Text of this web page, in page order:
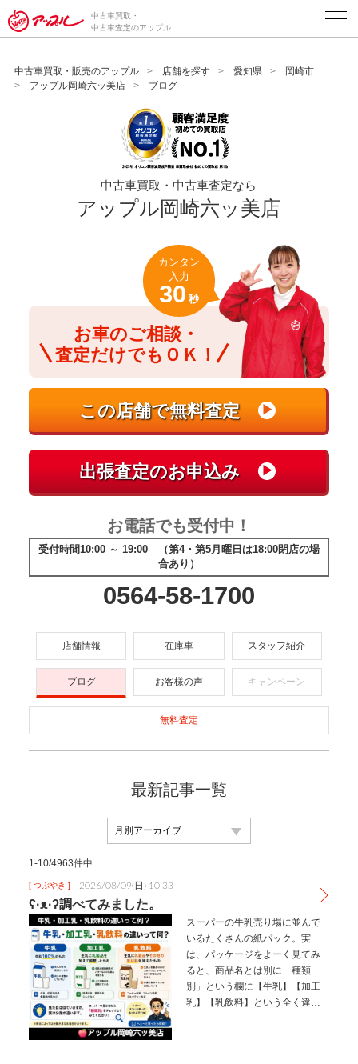
/*ABテスト_新規査定フォームの為のCVボタン*/
中古車買取・
中古車査定のアップル
中古車買取・販売のアップル 店舗を探す 愛知県
岡崎市
アップル岡崎六ッ美店
ブログ
中古車買取・中古車査定なら
アップル岡崎六ッ美店
お車のご相談・
査定だけでもＯＫ！
カンタン
入力
30 秒
お電話でも受付中！
受付時間10:00 ～ 19:00 （第4・第5月曜日は18:00閉店の場
合あり）
0564-58-1700
店舗情報 在庫車 スタッフ紹介
ブログ お客様の声 キャンペーン
無料査定
最新記事一覧
1-10/4963件中
[ つぶやき ] 2026/08/09(日) 10:33
ʕ·ᴥ·ʔ調べてみました。
スーパーの牛乳売り場に並んで
いるたくさんの紙パック。⁡⁡実
は、パッケージをよーく見てみ
ると、商品名とは別に「種類
別」という欄に【牛乳】【加工
乳】【乳飲料】という全く違う